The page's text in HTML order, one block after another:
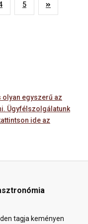
5
olyan egyszerű az
Ügyfélszolgálatunk
ide az
tagja keményen